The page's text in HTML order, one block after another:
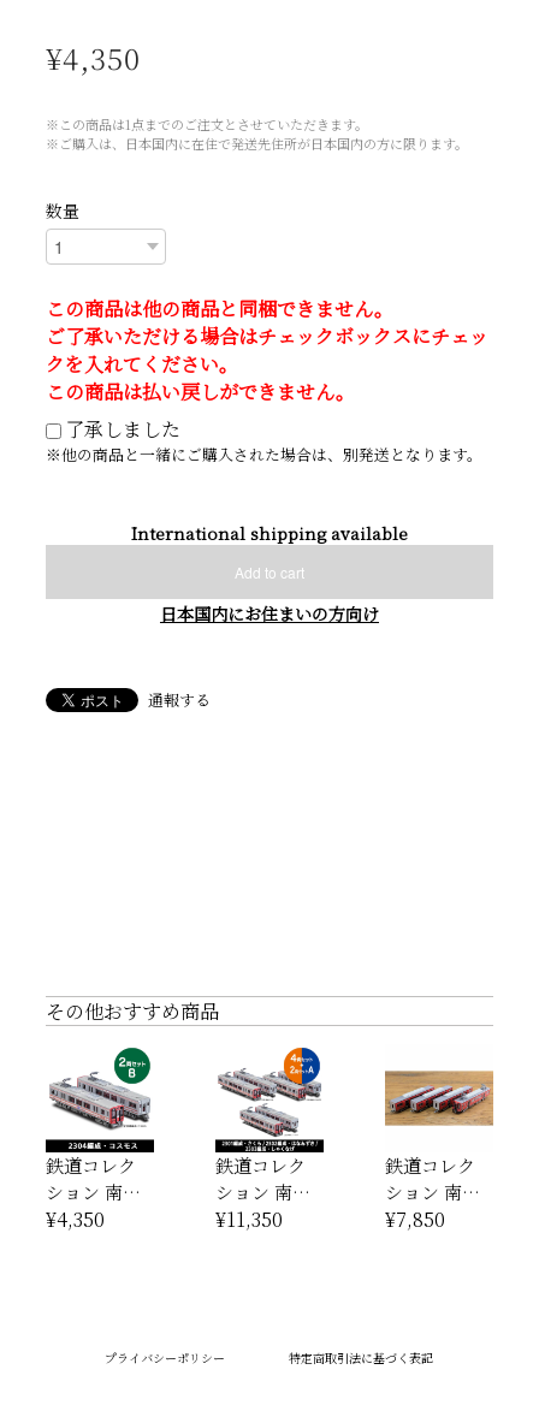
¥4,350
※この商品は1点までのご注文とさせていただきます。
※ご購入は、日本国内に在住で発送先住所が日本国内の方に限ります。
数量
この商品は他の商品と同梱できません。
ご了承いただける場合はチェックボックスにチェッ
クを入れてください。
この商品は払い戻しができません。
了承しました
※他の商品と一緒にご購入された場合は、別発送となります。
International shipping available
Add to cart
日本国内にお住まいの方向け
通報する
その他おすすめ商品
鉄道コレク
ション 南海
2300系2両セ
¥4,350
鉄道コレク
ション 南海
2300系4両セ
¥11,350
鉄道コレク
ション 南海
2000系 南
¥7,850
プライバシーポリシー 特定商取引法に基づく表記